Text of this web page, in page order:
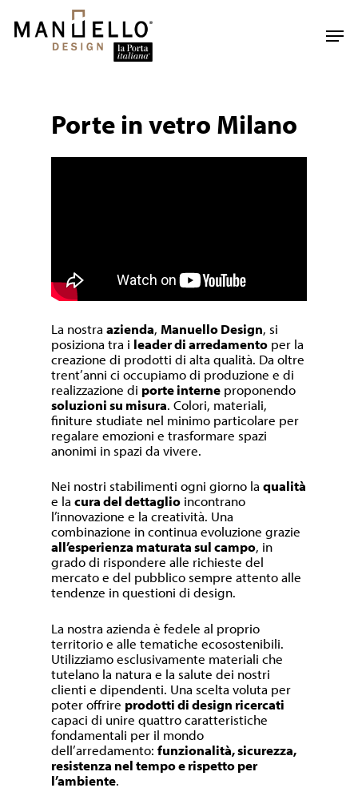
main
Porte in vetro Milano
La nostraazienda, Manuello Design, si
posiziona tra i leader di arredamento per la
creazione di prodotti di alta qualità. Da oltre
trent’anni ci occupiamo di produzione e di
realizzazione di porte interne proponendo
soluzioni su misura. Colori, materiali,
finiture studiate nel minimo particolare per
regalare emozioni e trasformare spazi
anonimi in spazi da vivere.
Nei nostri stabilimenti ogni giorno laqualità
e lacura del dettaglio incontrano
l’innovazione e la creatività. Una
combinazione in continua evoluzione grazie
all’esperienza maturata sul campo, in
grado di rispondere alle richieste del
mercato e del pubblico sempre attento alle
tendenze in questioni di design.
La nostra azienda è fedele al proprio
territorio e alle tematiche ecosostenibili.
Utilizziamo esclusivamente materiali che
tutelano la natura e la salute dei nostri
clienti e dipendenti. Una scelta voluta per
poter offrire prodotti di design ricercati
capaci di unire quattro caratteristiche
fondamentali per il mondo
dell’arredamento:funzionalità, sicurezza,
resistenza nel tempo e rispetto per
l’ambiente.